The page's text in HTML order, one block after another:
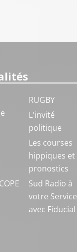
RUGBY
L'invité
politique
Les courses
hippiques et
pronostics
Sud Radio à
votre Service
avec Fiducial